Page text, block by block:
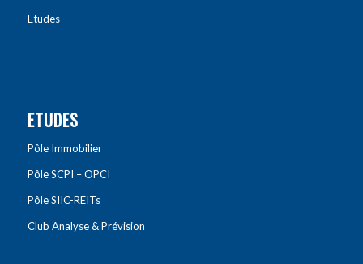
Etudes
ETUDES
Pôle Immobilier
Pôle SCPI – OPCI
Pôle SIIC-REITs
Club Analyse & Prévision